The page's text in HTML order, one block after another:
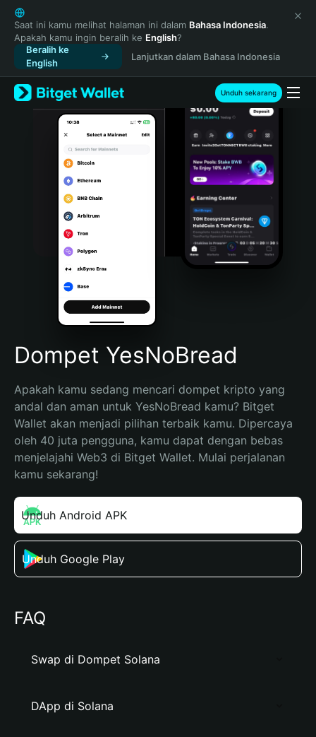
English
日本語
Tiếng Việt
Русский
Español (Latinoamérica)
Türkçe
Italiano
Português (Portugal)
Bahasa Indonesia
Português (Brasil)
Español (Argentina)
Saat ini kamu melihat halaman ini dalam Bahasa Indonesia.
Apakah kamu ingin beralih ke English?
Beralih ke
English
Lanjutkan dalam Bahasa Indonesia
Unduh sekarang
Dompet YesNoBread
Apakah kamu sedang mencari dompet kripto yang
andal dan aman untuk YesNoBread kamu? Bitget
Wallet akan menjadi pilihan terbaik kamu. Dipercaya
oleh 40 juta pengguna, kamu dapat dengan bebas
menjelajahi Web3 di Bitget Wallet. Mulai perjalanan
kamu sekarang!
Unduh Android APK
Unduh Google Play
FAQ
Swap di Dompet Solana
DApp di Solana